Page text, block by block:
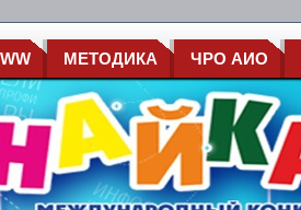
МЕТОДИКА ЧРО АИО